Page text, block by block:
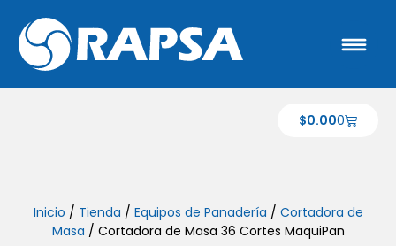
$0.000
Inicio / Tienda / Equipos de Panadería / Cortadora de
Masa / Cortadora de Masa 36 Cortes MaquiPan